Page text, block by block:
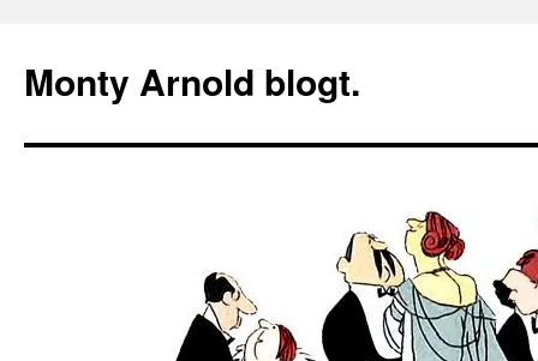
springen
Monty Arnold blogt.